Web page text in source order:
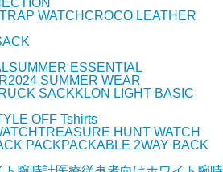
CROCO LEATHER
SUMMER ESSENTIAL
2024 SUMMER WEAR
KLON LIGHT BASIC
OFF Tshirts
TREASURE HUNT WATCH
PACKABLE 2WAY BACK